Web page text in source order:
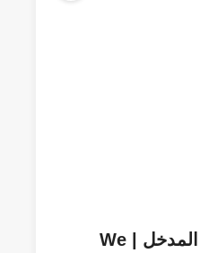
مساحة خارجية عند المدخل | We